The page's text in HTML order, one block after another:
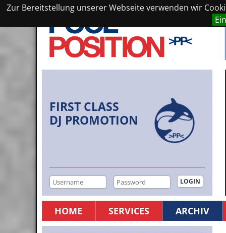
Zur Bereitstellung unserer Webseite verwenden wir
FIRST CLASS
DJ PROMOTION
HOME SERVICES ARCHIV